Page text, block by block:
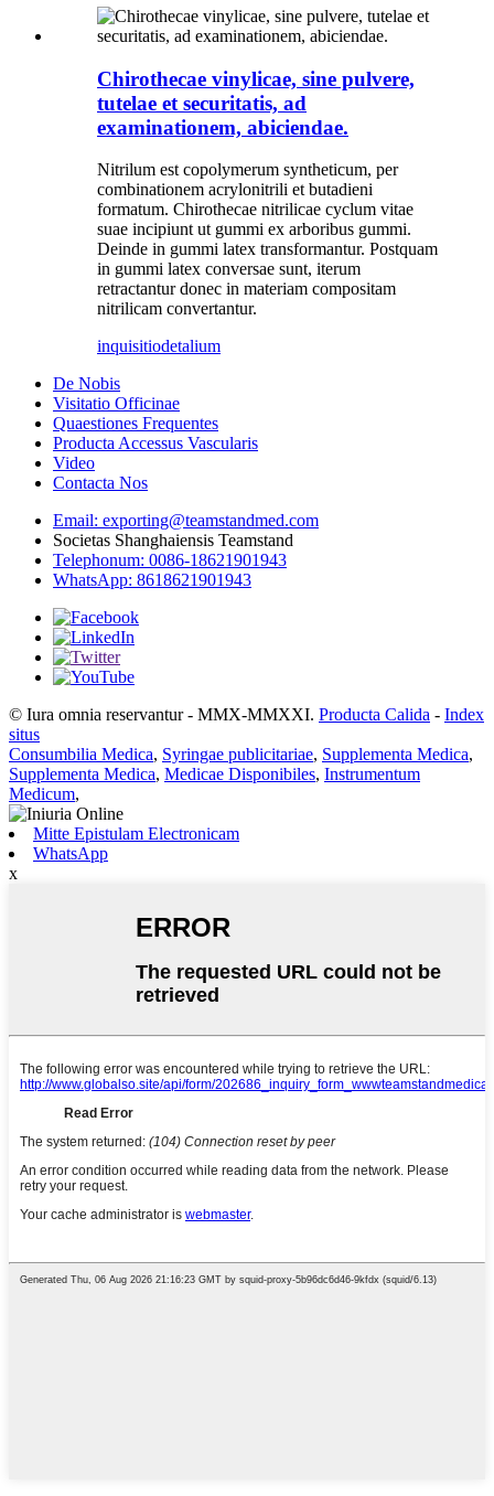
Chirothecae vinylicae, sine pulvere,
tutelae et securitatis, ad
examinationem, abiciendae.
Nitrilum est copolymerum syntheticum, per
combinationem acrylonitrili et butadieni
formatum. Chirothecae nitrilicae cyclum vitae
suae incipiunt ut gummi ex arboribus gummi.
Deinde in gummi latex transformantur. Postquam
in gummi latex conversae sunt, iterum
retractantur donec in materiam compositam
nitrilicam convertantur.
inquisitiodetalium
De Nobis
Visitatio Officinae
Quaestiones Frequentes
Producta Accessus Vascularis
Video
Contacta Nos
Email: exporting@teamstandmed.com
Societas Shanghaiensis Teamstand
Telephonum: 0086-18621901943
WhatsApp: 8618621901943
© Iura omnia reservantur - MMX-MMXXI. Producta Calida - Index
situs
Consumbilia Medica, Syringae publicitariae, Supplementa Medica,
Supplementa Medica, Medicae Disponibiles, Instrumentum
Medicum,
Mitte Epistulam Electronicam
WhatsApp
x